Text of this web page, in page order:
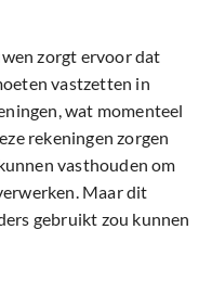
zorgt ervoor dat
vastzetten in
wat momenteel
rekeningen zorgen
vasthouden om
Maar dit
gebruikt zou kunnen